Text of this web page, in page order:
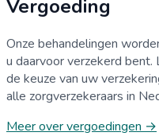
Vergoeding
Onze behandelingen
u daarvoor verzekerd
de keuze van uw
alle zorgverzekeraars in
Meer over vergoedingen →